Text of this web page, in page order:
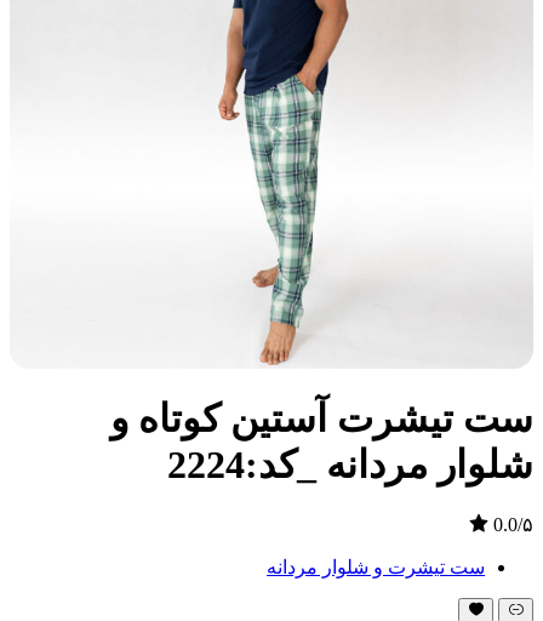
ست تیشرت آستین کوتاه و
شلوار مردانه _کد:2224
0.0/۵
ست تیشرت و شلوار مردانه